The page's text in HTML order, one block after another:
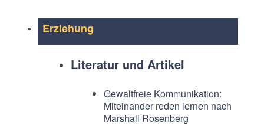
Erziehung
Literatur und Artikel
Gewaltfreie Kommunikation:
Miteinander reden lernen nach
Marshall Rosenberg